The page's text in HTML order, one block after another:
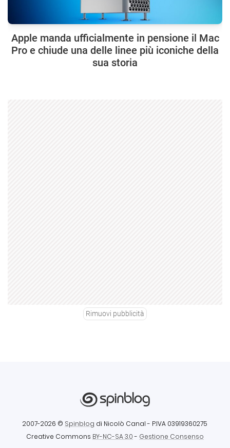
Apple manda ufficialmente in pensione il Mac
Pro e chiude una delle linee più iconiche della
sua storia
Rimuovi pubblicità
2007-2026 © Spinblog di Nicolò Canal - P.IVA 03919360275
Creative Commons BY-NC-SA 3.0- Gestione Consenso